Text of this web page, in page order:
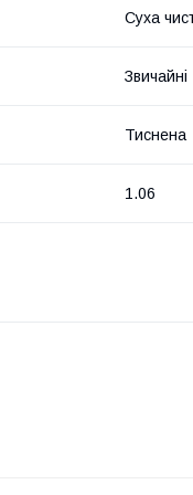
Суха
Звичайні
Тиснена
1.06